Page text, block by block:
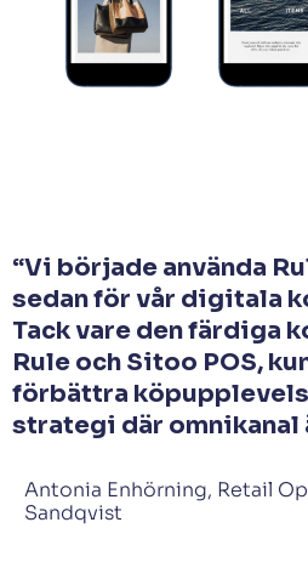
“Vi började använda
sedan för vår digitala
Tack vare den färdiga
Rule och Sitoo POS,
förbättra
strategi där omnikanal
Antonia Enhörning, Retail
Sandqvist